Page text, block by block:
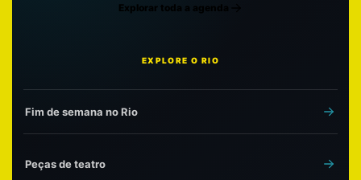
Explorar toda a agenda
EXPLORE O RIO
Fim de semana no Rio
Peças de teatro